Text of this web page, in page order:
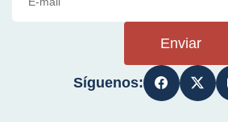
Enviar
Síguenos: